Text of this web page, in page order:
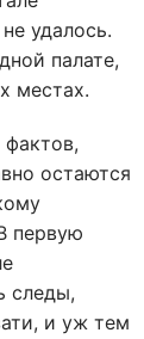
удалось.
палате,
местах.
фактов,
остаются
первую
следы,
и уж тем